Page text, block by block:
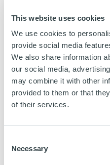
This website uses cookies
We use cookies to
provide social media
We also share information
our social media,
may combine it with other
provided to them or that
of their services.
Selection
Necessary
Attero
Gestion des déchets